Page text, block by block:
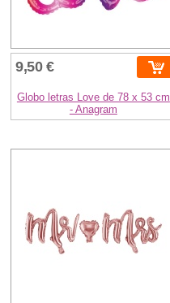
9,50 €
Globo letras Love de 78 x 53 cm
- Anagram